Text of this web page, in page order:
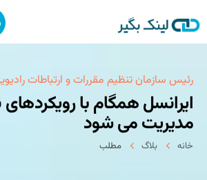
خانه
بکلینک
رپورتاژآگهی
رئیس سازمان تنظیم مقررات و ارتباطات
ایرانسل همگام با
مدیریت می شود
خانه بلاگ مطلب